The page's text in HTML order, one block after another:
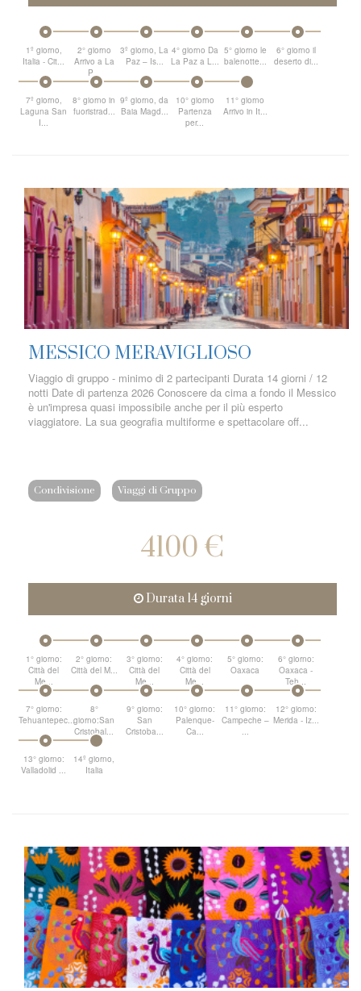
1º giorno,
Italia - Cit...
2° giorno
Arrivo a La
P...
3º giorno, La
Paz – Is...
4° giorno Da
La Paz a L...
5° giorno le
balenotte...
6° giorno il
deserto di...
7º giorno,
Laguna San
I...
8° giorno in
fuoristrad...
9º giorno, da
Baia Magd...
10° giorno
Partenza
per...
11° giorno
Arrivo in It...
MESSICO MERAVIGLIOSO
Viaggio di gruppo - minimo di 2 partecipanti Durata 14 giorni / 12
notti Date di partenza 2026 Conoscere da cima a fondo il Messico
è un'impresa quasi impossibile anche per il più esperto
viaggiatore. La sua geografia multiforme e spettacolare off...
Condivisione Viaggi di Gruppo
4100 €
Durata 14 giorni
1° giorno:
Città del
Me...
2° giorno:
Città del M...
3° giorno:
Città del
Me...
4° giorno:
Città del
Me...
5° giorno:
Oaxaca
6° giorno:
Oaxaca -
Teh...
7° giorno:
Tehuantepec...
8°
giorno:San
Cristobal...
9° giorno:
San
Cristoba...
10° giorno:
Palenque-
Ca...
11° giorno:
Campeche –
...
12° giorno:
Merida - Iz...
13° giorno:
Valladolid ...
14º giorno,
Italia